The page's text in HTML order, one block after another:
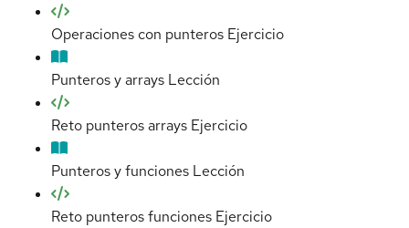
Operaciones con punteros Ejercicio
Punteros y arrays Lección
Reto punteros arrays Ejercicio
Punteros y funciones Lección
Reto punteros funciones Ejercicio